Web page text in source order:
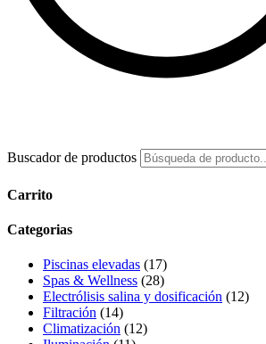
Buscador de productos
Carrito
Categorias
Piscinas elevadas (17)
Spas & Wellness (28)
Electrólisis salina y dosificación (12)
Filtración (14)
Climatización (12)